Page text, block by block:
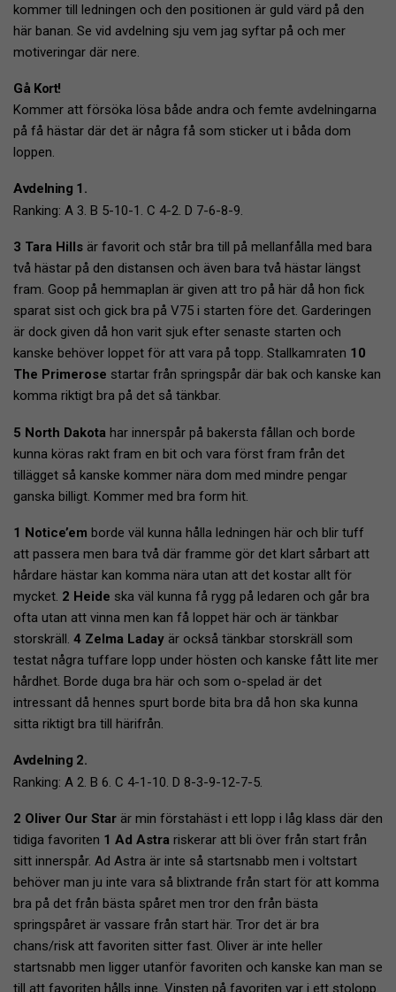
kommer till ledningen och den positionen är guld värd på den
här banan. Se vid avdelning sju vem jag syftar på och mer
motiveringar där nere.
Gå Kort!
Kommer att försöka lösa både andra och femte avdelningarna
på få hästar där det är några få som sticker ut i båda dom
loppen.
Avdelning 1.
Ranking: A 3. B 5-10-1. C 4-2. D 7-6-8-9.
3 Tara Hills är favorit och står bra till på mellanfålla med bara
två hästar på den distansen och även bara två hästar längst
fram. Goop på hemmaplan är given att tro på här då hon fick
sparat sist och gick bra på V75 i starten före det. Garderingen
är dock given då hon varit sjuk efter senaste starten och
kanske behöver loppet för att vara på topp. Stallkamraten 10
The Primerose startar från springspår där bak och kanske kan
komma riktigt bra på det så tänkbar.
5 North Dakota har innerspår på bakersta fållan och borde
kunna köras rakt fram en bit och vara först fram från det
tillägget så kanske kommer nära dom med mindre pengar
ganska billigt. Kommer med bra form hit.
1 Notice’em borde väl kunna hålla ledningen här och blir tuff
att passera men bara två där framme gör det klart sårbart att
hårdare hästar kan komma nära utan att det kostar allt för
mycket. 2 Heide ska väl kunna få rygg på ledaren och går bra
ofta utan att vinna men kan få loppet här och är tänkbar
storskräll. 4 Zelma Laday är också tänkbar storskräll som
testat några tuffare lopp under hösten och kanske fått lite mer
hårdhet. Borde duga bra här och som o-spelad är det
intressant då hennes spurt borde bita bra då hon ska kunna
sitta riktigt bra till härifrån.
Avdelning 2.
Ranking: A 2. B 6. C 4-1-10. D 8-3-9-12-7-5.
2 Oliver Our Star är min förstahäst i ett lopp i låg klass där den
tidiga favoriten 1 Ad Astra riskerar att bli över från start från
sitt innerspår. Ad Astra är inte så startsnabb men i voltstart
behöver man ju inte vara så blixtrande från start för att komma
bra på det från bästa spåret men tror den från bästa
springspåret är vassare från start här. Tror det är bra
chans/risk att favoriten sitter fast. Oliver är inte heller
startsnabb men ligger utanför favoriten och kanske kan man se